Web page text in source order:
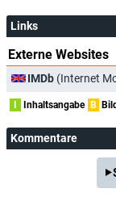
Links
Externe Websites
IMDb (Internet
I Inhaltsangabe B
Kommentare